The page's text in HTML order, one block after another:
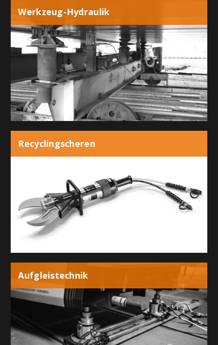
Werkzeug-Hydraulik
Recyclingscheren
Aufgleistechnik